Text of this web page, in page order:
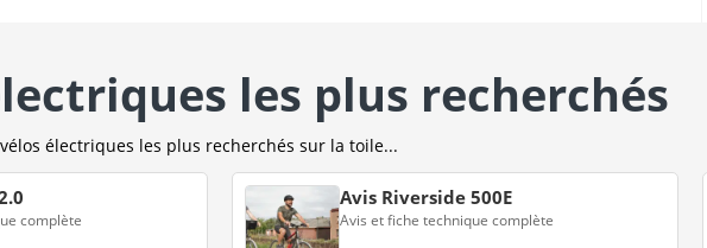
les plus recherchés
électriques les plus recherchés sur la toile...
complète
Avis Riverside 500E
Avis et fiche technique complète